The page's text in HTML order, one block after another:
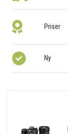
Priser
Ny